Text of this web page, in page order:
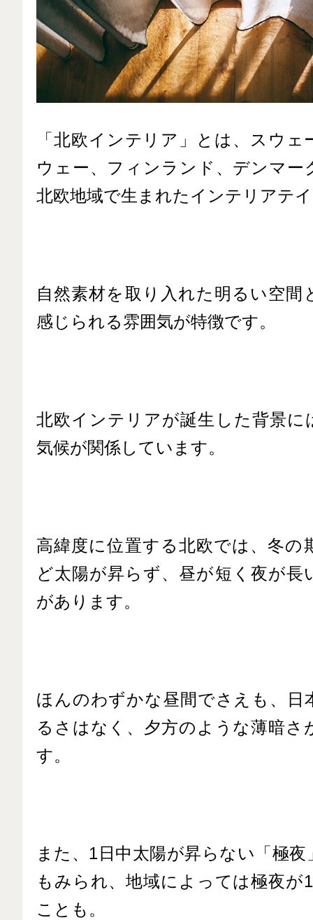
「北欧インテリア」とは、スウェ
ウェー、フィンランド、デンマー
北欧地域で生まれたインテリアテ
自然素材を取り入れた明るい空間
感じられる雰囲気が特徴です。
北欧インテリアが誕生した背景に
気候が関係しています。
高緯度に位置する北欧では、冬の
ど太陽が昇らず、昼が短く夜が長
があります。
ほんのわずかな昼間でさえも、日
るさはなく、夕方のような薄暗さ
す。
また、1日中太陽が昇らない「極
もみられ、地域によっては極夜が
ことも。